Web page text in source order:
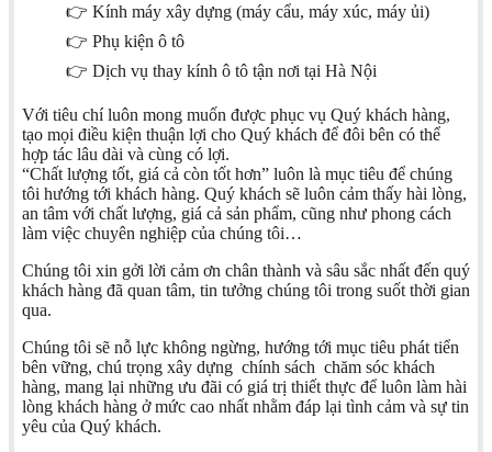
👉 Kính máy xây dựng (máy cẩu, máy xúc, máy ủi)
👉 Phụ kiện ô tô
👉 Dịch vụ thay kính ô tô tận nơi tại Hà Nội
Với tiêu chí luôn mong muốn được phục vụ Quý khách hàng,
tạo mọi điều kiện thuận lợi cho Quý khách để đôi bên có thể
hợp tác lâu dài và cùng có lợi.
“Chất lượng tốt, giá cả còn tốt hơn” luôn là mục tiêu để chúng
tôi hướng tới khách hàng. Quý khách sẽ luôn cảm thấy hài lòng,
an tâm với chất lượng, giá cả sản phẩm, cũng như phong cách
làm việc chuyên nghiệp của chúng tôi…
Chúng tôi xin gởi lời cảm ơn chân thành và sâu sắc nhất đến quý
khách hàng đã quan tâm, tin tưởng chúng tôi trong suốt thời gian
qua.
Chúng tôi sẽ nỗ lực không ngừng, hướng tới mục tiêu phát tiển
bên vững, chú trọng xây dựng chính sách chăm sóc khách
hàng, mang lại những ưu đãi có giá trị thiết thực để luôn làm hài
lòng khách hàng ở mức cao nhất nhằm đáp lại tình cảm và sự tin
yêu của Quý khách.